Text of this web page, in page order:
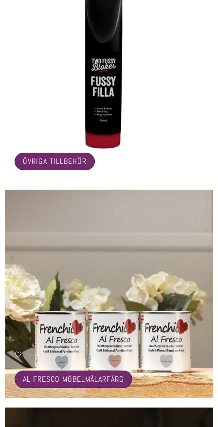
ÖVRIGA TILLBEHÖR
🤍
AL FRESCO MÖBELMÅLARFÄRG